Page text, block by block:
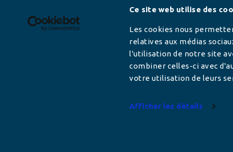
Ce site web utilise des
Les cookies nous
relatives aux médias
l'utilisation de notre site
combiner celles-ci avec
votre utilisation de leurs
Afficher les détails
Newsletter